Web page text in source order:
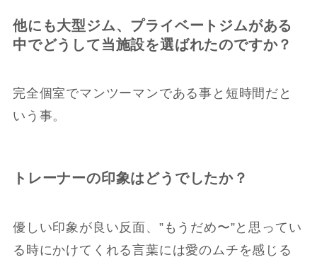
他にも大型ジム、プライベートジムがある
中でどうして当施設を選ばれたのですか？
完全個室でマンツーマンである事と短時間だと
いう事。
トレーナーの印象はどうでしたか？
優しい印象が良い反面、”もうだめ〜”と思ってい
る時にかけてくれる言葉には愛のムチを感じる